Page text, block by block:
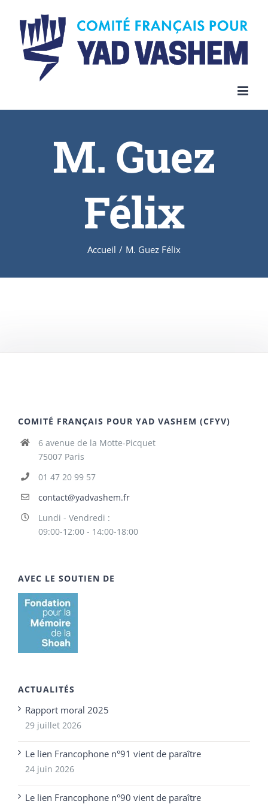
content
M. Guez
Félix
Accueil / M. Guez Félix
COMITÉ FRANÇAIS POUR YAD VASHEM (CFYV)
6 avenue de la Motte-Picquet
75007 Paris
01 47 20 99 57
contact@yadvashem.fr
Lundi - Vendredi :
09:00-12:00 - 14:00-18:00
AVEC LE SOUTIEN DE
ACTUALITÉS
Rapport moral 2025
29 juillet 2026
Le lien Francophone n°91 vient de paraître
24 juin 2026
Le lien Francophone n°90 vient de paraître